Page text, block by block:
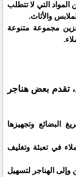
التي لا تتطلب
والأثاث.
مجموعة متنوعة
تقدم بعض هناجر
البضائع وتجهيزها
في تعبئة وتغليف
الهناجر لتسهيل